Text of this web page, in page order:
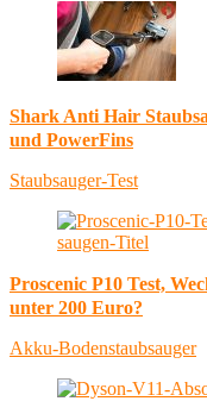
Shark Anti Hair
und PowerFins
Staubsauger-Test
Proscenic P10 Test,
unter 200 Euro?
Akku-Bodenstaubsauger